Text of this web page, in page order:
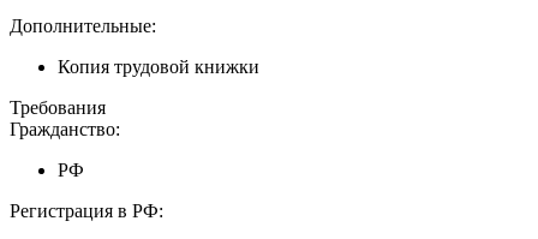
Дополнительные:
Копия трудовой книжки
Требования
Гражданство:
РФ
Регистрация в РФ: